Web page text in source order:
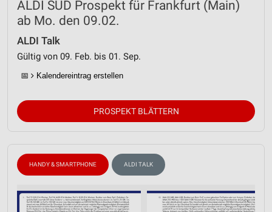
ALDI SÜD Prospekt für Frankfurt (Main)
ab Mo. den 09.02.
ALDI Talk
Gültig von 09. Feb. bis 01. Sep.
📅 Kalendereintrag erstellen
PROSPEKT BLÄTTERN
HANDY & SMARTPHONE ALDI TALK